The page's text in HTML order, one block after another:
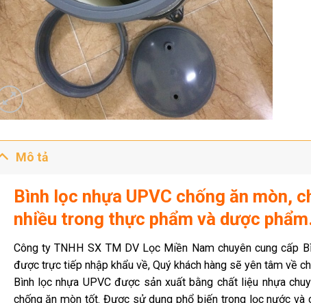
Mô tả
Bình lọc nhựa UPVC chống ăn mòn,
nhiều trong thực phẩm và dược
Công ty TNHH SX TM DV Lọc Miền Nam chuyên cung cấp
được trực tiếp nhập khẩu về, Quý khách hàng sẽ yên tâm về
Bình lọc nhựa UPVC được sản xuất bằng chất liệu nhựa
chống ăn mòn tốt. Được sử dụng phổ biến trong lọc nước